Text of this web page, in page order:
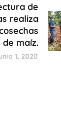
de
realiza
de maíz.
1, 2020